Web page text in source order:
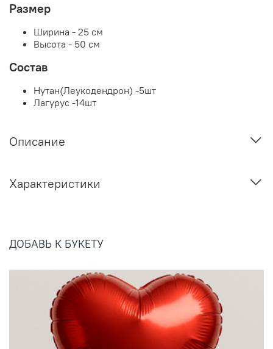
Размер
Ширина - 25 см
Высота - 50 см
Состав
Нутан(Леукодендрон) -5шт
Лагурус -14шт
Описание
Характеристики
ДОБАВЬ К БУКЕТУ